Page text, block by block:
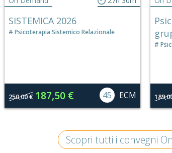
SISTEMICA 2026
Psicoterapia Sistemico Relazionale
250,00 € 187,50 € 45 ECM
Scopri tutti i convegni